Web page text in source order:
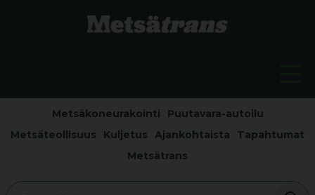
Metsäkoneurakointi
Puutavara-autoilu
Metsäteollisuus
Kuljetus Ajankohtaista
Tapahtumat
Metsätrans